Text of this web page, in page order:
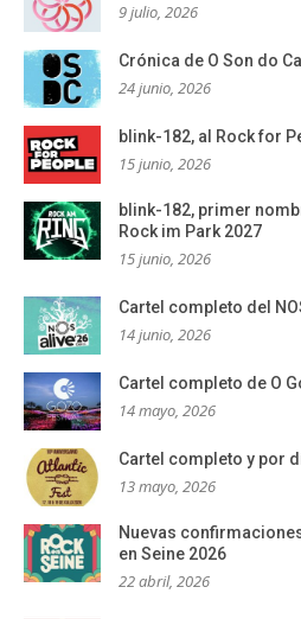
9 julio, 2026
Crónica de O Son do
24 junio, 2026
blink-182, al Rock for
15 junio, 2026
blink-182, primer
Rock im Park 2027
15 junio, 2026
Cartel completo del
14 junio, 2026
Cartel completo de O
14 mayo, 2026
Cartel completo y por
13 mayo, 2026
Nuevas
en Seine 2026
22 abril, 2026